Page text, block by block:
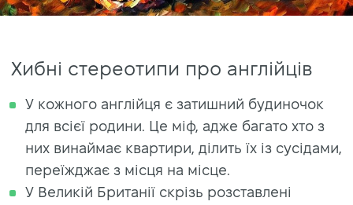
Хибні стереотипи про англійців
У кожного англійця є затишний будиночок
для всієї родини. Це міф, адже багато хто з
них винаймає квартири, ділить їх із сусідами,
переїжджає з місця на місце.
У Великій Британії скрізь розставлені